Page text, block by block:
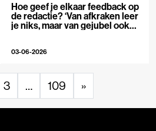
Hoe geef je elkaar feedback op
de redactie? ‘Van afkraken leer
je niks, maar van gejubel ook
03-06-2026
3 … 109 »